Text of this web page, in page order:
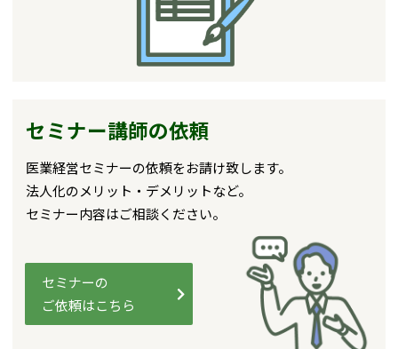
セミナー講師の依頼
医業経営セミナーの依頼をお請け致します。
法人化のメリット・デメリットなど。
セミナー内容はご相談ください。
セミナーの
ご依頼はこちら